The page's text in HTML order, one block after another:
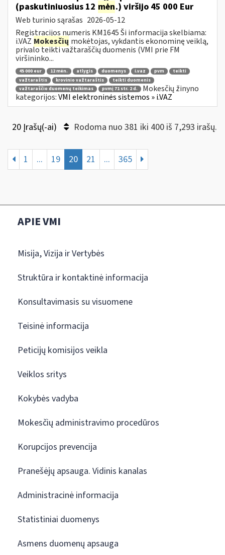
(paskutiniuosius 12 mėn.) viršijo 45 000 Eur
Web turinio sąrašas 2026-05-12
Registracijos numeris KM1645 Ši informacija skelbiama:
i.VAZ Mokesčių mokėtojas, vykdantis ekonominę veiklą,
privalo teikti važtaraščių duomenis (VMI prie FM
viršininko...
45 000 eur 12 mėn. atlygis duomenys i.vaz pvm
teikti
važtaraštis
krovinio važtaraštis
teikti duomenis
važtaraščio duomenų teikimas
pvmį 71 str. 2 d.
Mokesčių žinyno
kategorijos:VMI elektroninės sistemos » i.VAZ
20 Įrašų(-ai) Rodoma nuo 381 iki 400 iš 7,293 irašų.
1 ... 19 20 21 ... 365
APIE VMI
Misija, Vizija ir Vertybės
Struktūra ir kontaktinė informacija
Konsultavimasis su visuomene
Teisinė informacija
Peticijų komisijos veikla
Veiklos sritys
Kokybės vadyba
Mokesčių administravimo procedūros
Korupcijos prevencija
Pranešėjų apsauga. Vidinis kanalas
Administracinė informacija
Statistiniai duomenys
Asmens duomenų apsauga